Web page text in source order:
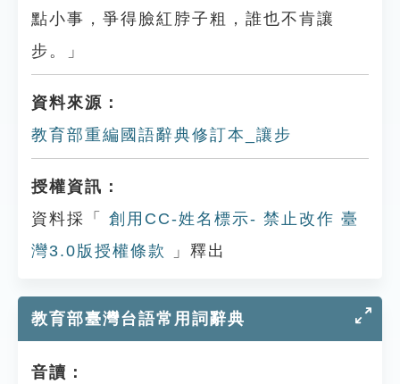
點小事，爭得臉紅脖子粗，誰也不肯讓
步。」
資料來源：
教育部重編國語辭典修訂本_讓步
授權資訊：
資料採「
創用CC-姓名標示- 禁止改作 臺
灣3.0版授權條款
」釋出
教育部臺灣台語常用詞辭典
音讀：